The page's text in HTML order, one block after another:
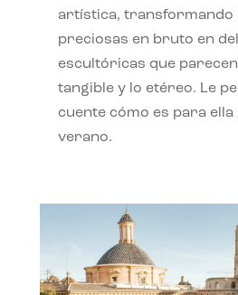
artística, transformando
preciosas en bruto en
escultóricas que
tangible y lo etéreo. Le
cuente cómo es para ella
verano.